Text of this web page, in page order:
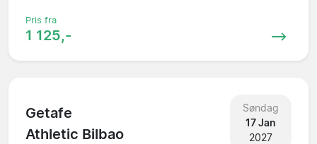
Pris fra
1 125,-
Getafe
Athletic Bilbao
Søndag
17 Jan
2027